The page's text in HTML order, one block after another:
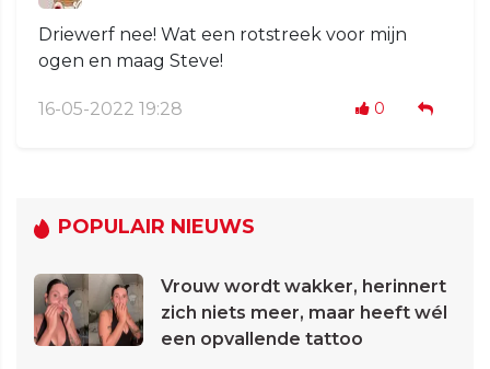
Driewerf nee! Wat een rotstreek voor mijn
ogen en maag Steve!
16-05-2022 19:28 0
POPULAIR NIEUWS
Vrouw wordt wakker, herinnert
zich niets meer, maar heeft wél
een opvallende tattoo